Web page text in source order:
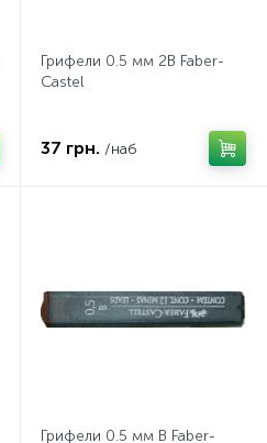
Грифели 0.5 мм 2В Faber-
Castel
37 грн. /наб
Грифели 0.5 мм B Faber-